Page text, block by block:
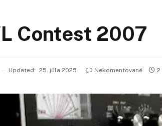
Contest 2007
Updated: 25. júla 2025 Nekomentované 2